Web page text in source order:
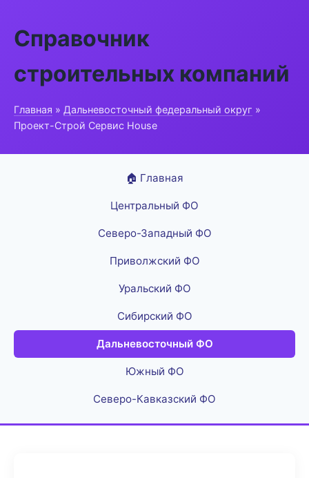
Справочник
строительных компаний
Главная » Дальневосточный федеральный округ »
Проект-Строй Сервис House
🏠 Главная
Центральный ФО
Северо-Западный ФО
Приволжский ФО
Уральский ФО
Сибирский ФО
Дальневосточный ФО
Южный ФО
Северо-Кавказский ФО